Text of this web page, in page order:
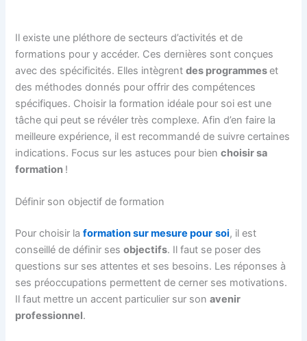
Il existe une pléthore de secteurs d’activités et de
formations pour y accéder. Ces dernières sont conçues
avec des spécificités. Elles intègrentdes programmeset
des méthodes donnés pour offrir des compétences
spécifiques. Choisir la formation idéale pour soi est une
tâche qui peut se révéler très complexe. Afin d’en faire la
meilleure expérience, il est recommandé de suivre certaines
indications. Focus sur les astuces pour bienchoisir sa
formation !
Définir son objectif de formation
Pour choisir laformation sur mesure pour soi, il est
conseillé de définir sesobjectifs. Il faut se poser des
questions sur ses attentes et ses besoins. Les réponses à
ses préoccupations permettent de cerner ses motivations.
Il faut mettre un accent particulier sur sonavenir
professionnel.